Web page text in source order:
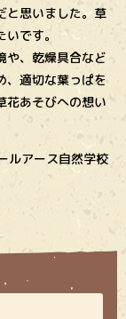
と思いました。草
です。
や、乾燥具合など
、適切な葉っぱを
花あそびへの想い
ルアース自然学校